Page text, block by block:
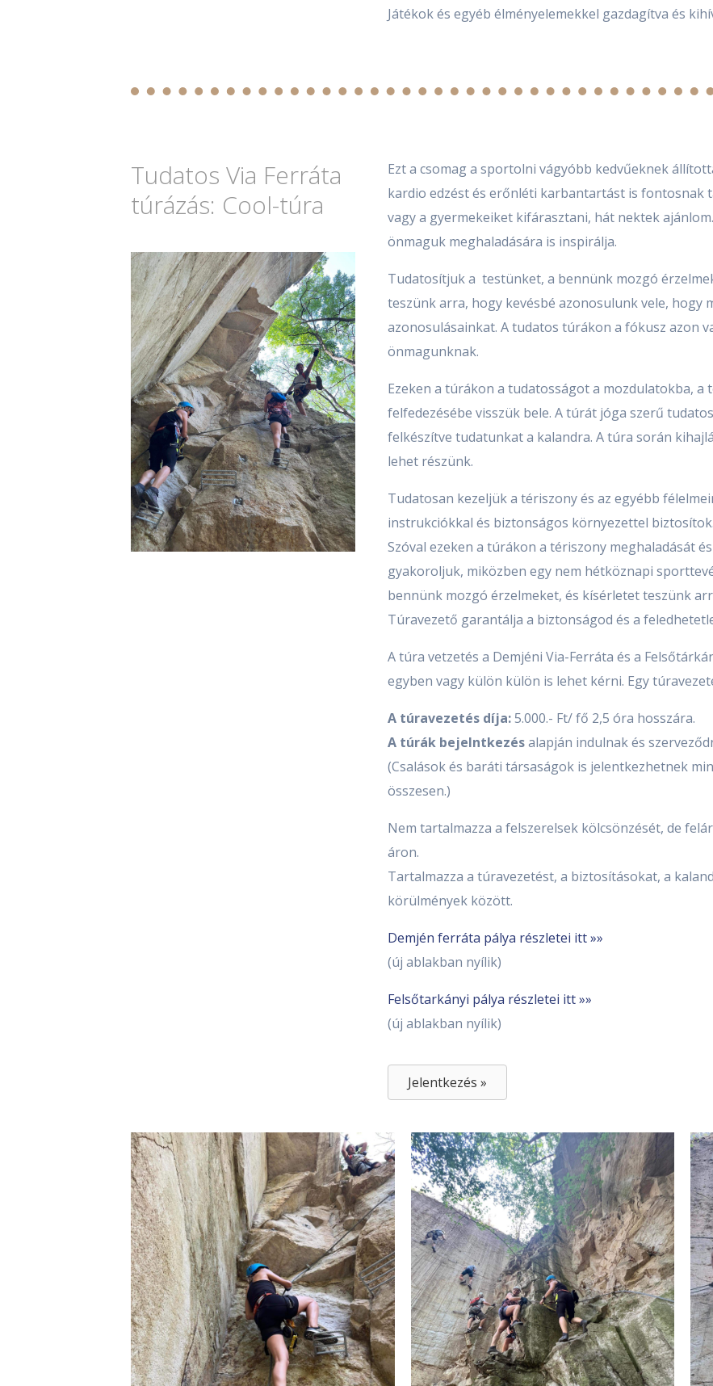
Játékok és egyéb élményelemekkel gazdagítva és
Tudatos Via Ferráta
túrázás: Cool-túra
Ezt a csomag a sportolni vágyóbb kedvűeknek
kardio edzést és erőnléti karbantartást is fontosnak
vagy a gyermekeiket kifárasztani, hát nektek
önmaguk meghaladására is inspirálja.
Tudatosítjuk a testünket, a bennünk mozgó
teszünk arra, hogy kevésbé azonosulunk vele, hogy
azonosulásainkat. A tudatos túrákon a fókusz azon
önmagunknak.
Ezeken a túrákon a tudatosságot a mozdulatokba, a
felfedezésébe visszük bele. A túrát jóga szerű
felkészítve tudatunkat a kalandra. A túra során
lehet részünk.
Tudatosan kezeljük a tériszony és az egyébb
instrukciókkal és biztonságos környezettel biztosítok.
Szóval ezeken a túrákon a tériszony meghaladását
gyakoroljuk, miközben egy nem hétköznapi
bennünk mozgó érzelmeket, és kísérletet teszünk
Túravezető garantálja a biztonságod és a
A túra vetzetés a Demjéni Via-Ferráta és a
egyben vagy külön külön is lehet kérni. Egy
A túravezetés díja:5.000.- Ft/ fő 2,5 óra hosszára.
A túrák bejelntkezésalapján indulnak és
(Csalások és baráti társaságok is jelentkezhetnek
összesen.)
Nem tartalmazza a felszerelsek kölcsönzését, de
áron.
Tartalmazza a túravezetést, a biztosításokat, a
körülmények között.
Demjén ferráta pálya részletei itt »»
(új ablakban nyílik)
Felsőtarkányi pálya részletei itt »»
(új ablakban nyílik)
Jelentkezés »